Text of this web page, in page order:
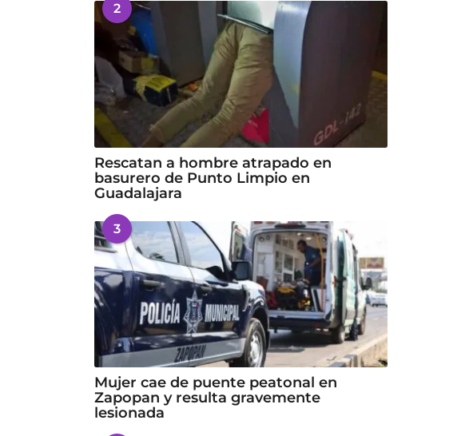
2
Rescatan a hombre atrapado en
basurero de Punto Limpio en
Guadalajara
3
Mujer cae de puente peatonal en
Zapopan y resulta gravemente
lesionada